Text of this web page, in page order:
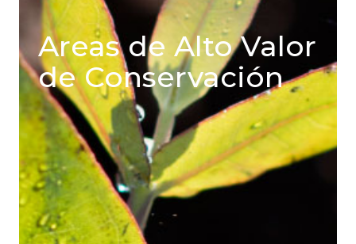
Areas de Alto Valor
de Conservación